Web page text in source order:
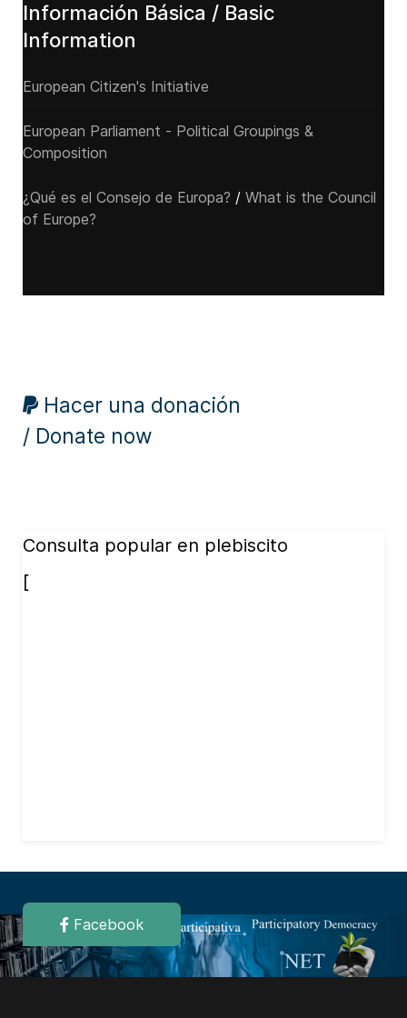
Información Básica / Basic
Information
European Citizen's Initiative
European Parliament - Political Groupings &
Composition
¿Qué es el Consejo de Europa? / What is the Council
of Europe?
Hacer una donación
/ Donate now
Consulta popular en plebiscito
[
Facebook